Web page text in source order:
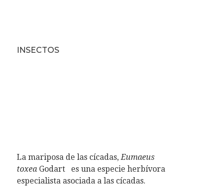
INSECTOS
La mariposa de las cícadas,Eumaeus
toxea Godart es una especie herbívora
especialista asociada a las cícadas.